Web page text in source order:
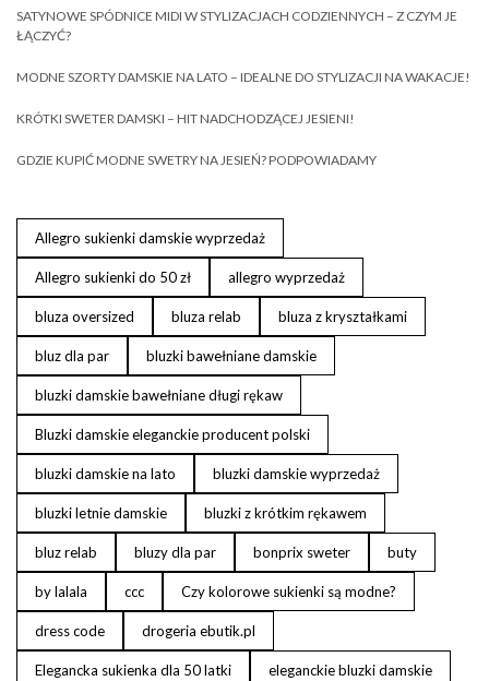
SATYNOWE SPÓDNICE MIDI W STYLIZACJACH CODZIENNYCH – Z CZYM JE
ŁĄCZYĆ?
MODNE SZORTY DAMSKIE NA LATO – IDEALNE DO STYLIZACJI NA WAKACJE!
KRÓTKI SWETER DAMSKI – HIT NADCHODZĄCEJ JESIENI!
GDZIE KUPIĆ MODNE SWETRY NA JESIEŃ? PODPOWIADAMY
Allegro sukienki damskie wyprzedaż
Allegro sukienki do 50 zł allegro wyprzedaż
bluza oversized bluza relab bluza z kryształkami
bluz dla par bluzki bawełniane damskie
bluzki damskie bawełniane długi rękaw
Bluzki damskie eleganckie producent polski
bluzki damskie na lato bluzki damskie wyprzedaż
bluzki letnie damskie bluzki z krótkim rękawem
bluz relab bluzy dla par bonprix sweter buty
by lalala ccc Czy kolorowe sukienki są modne?
dress code drogeria ebutik.pl
Elegancka sukienka dla 50 latki eleganckie bluzki damskie